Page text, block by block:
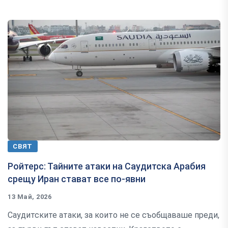
СВЯТ
Ройтерс: Тайните атаки на Саудитска Арабия
срещу Иран стават все по-явни
13 Май, 2026
Саудитските атаки, за които не се съобщаваше преди,